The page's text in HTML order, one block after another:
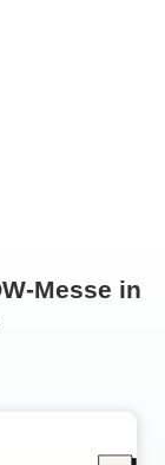
Messe in